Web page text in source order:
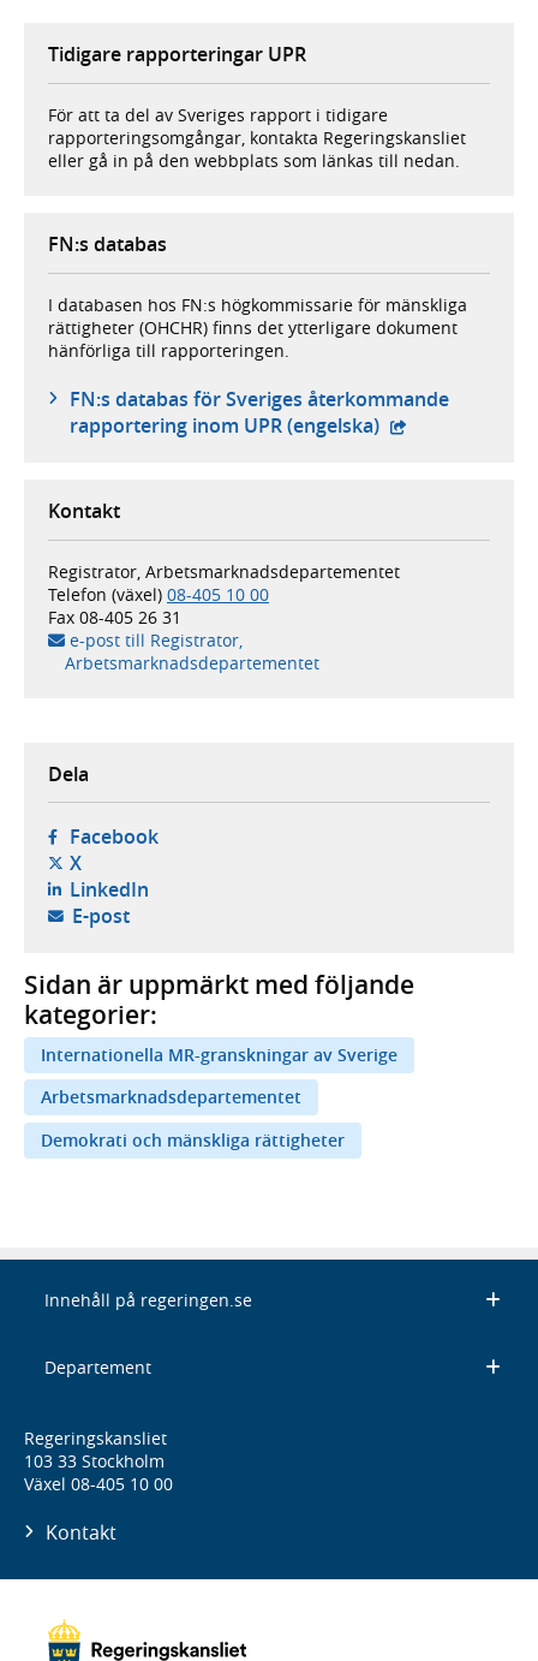
Tidigare rapporteringar UPR
För att ta del av Sveriges rapport i tidigare
rapporteringsomgångar, kontakta Regeringskansliet
eller gå in på den webbplats som länkas till nedan.
FN:s databas
I databasen hos FN:s högkommissarie för mänskliga
rättigheter (OHCHR) finns det ytterligare dokument
hänförliga till rapporteringen.
FN:s databas för Sveriges återkommande
rapportering inom UPR (engelska) - extern
Kontakt
Registrator, Arbetsmarknadsdepartementet
Telefon (växel) 08-405 10 00
Fax 08-405 26 31
e-post till Registrator,
Arbetsmarknadsdepartementet
Dela
Facebook- öppnas i ny flik, extern webbplats,
X- öppnas i ny flik, extern webbplats,
LinkedIn- öppnas i ny flik, extern webbplats,
E-post- öppnar din e-postklient,
Sidan är uppmärkt med följande
kategorier:
Internationella MR-granskningar av Sverige
Arbetsmarknadsdepartementet
Demokrati och mänskliga rättigheter
Innehåll på regeringen.se
Departement
Regeringskansliet
103 33 Stockholm
Växel 08-405 10 00
Kontakt